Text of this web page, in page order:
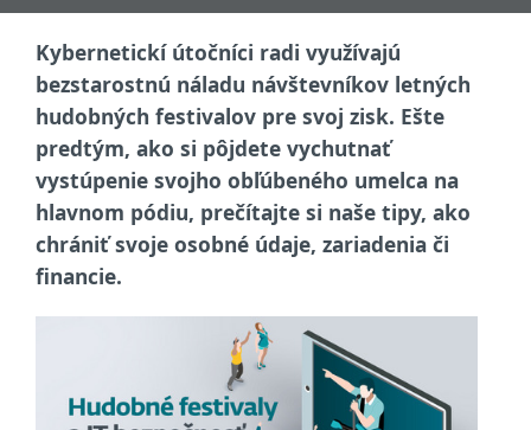
Kybernetickí útočníci radi využívajú
bezstarostnú náladu návštevníkov letných
hudobných festivalov pre svoj zisk. Ešte
predtým, ako si pôjdete vychutnať
vystúpenie svojho obľúbeného umelca na
hlavnom pódiu, prečítajte si naše tipy, ako
chrániť svoje osobné údaje, zariadenia či
financie.